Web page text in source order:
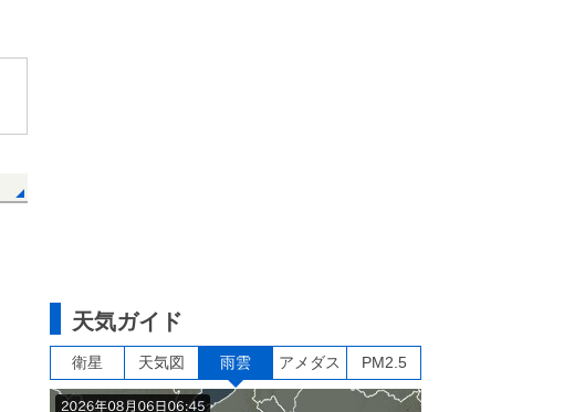
天気ガイド
衛星 天気図 雨雲 アメダス PM2.5